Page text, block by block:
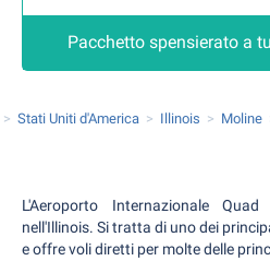
Pacchetto spensierato a
Stati Uniti d'America Illinois Moline
L'Aeroporto Internazionale
nell'Illinois. Si tratta di uno dei
e offre voli diretti per molte delle